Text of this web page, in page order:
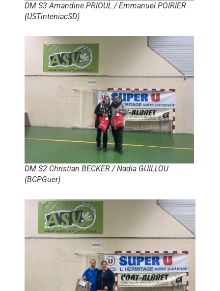
DM S3 Amandine PRIOUL / Emmanuel POIRIER
(USTinteniacSD)
DM S2 Christian BECKER / Nadia GUILLOU
(BCPGuer)